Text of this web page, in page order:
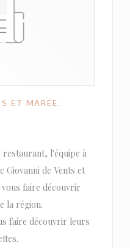
ET MARÉE.
l'équipe à
Giovanni de Vents et
faire découvrir
la région.
faire découvrir leurs